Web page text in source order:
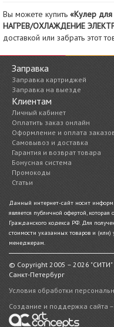
Вы можете купить «Кулер для
НАГРЕВ/ОХЛАЖДЕНИЕ
доставкой или забрать этот
Заправка
Заправка картриджей
Заправка на выезде
Клиентам
Личный кабинет
Оплатить заказ онлайн
Оформление и оплата
Самовывоз и доставка
Гарантия и возврат товара
Бонусная система
Промокоды
Статьи
Данный интернет-сайт носит
является публичной офертой,
Гражданского кодекса РФ. Для
стоимости указанных товаров и
менеджерам.
© Copyright 2005 – 2026 "СИТИ"
Санкт-Петербург
Условия обработки
Создание и поддержка сайта